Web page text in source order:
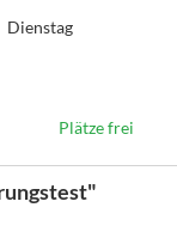
Dienstag
Plätze frei